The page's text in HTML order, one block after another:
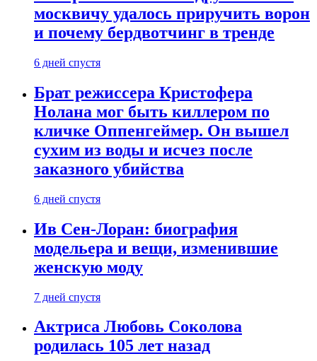
москвичу удалось приручить ворон
и почему бердвотчинг в тренде
6 дней спустя
Брат режиссера Кристофера
Нолана мог быть киллером по
кличке Оппенгеймер. Он вышел
сухим из воды и исчез после
заказного убийства
6 дней спустя
Ив Сен-Лоран: биография
модельера и вещи, изменившие
женскую моду
7 дней спустя
Актриса Любовь Соколова
родилась 105 лет назад